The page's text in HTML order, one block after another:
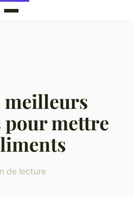
meilleurs
mettre
de lecture